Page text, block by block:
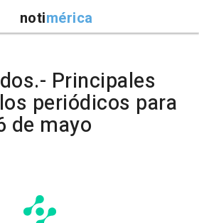
notimérica
Principales
periódicos para
de mayo